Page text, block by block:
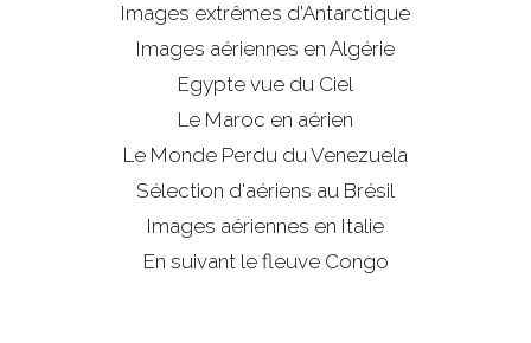
Images extrêmes d'Antarctique
Images aériennes en Algérie
Egypte vue du Ciel
Le Maroc en aérien
Le Monde Perdu du Venezuela
Sélection d'aériens au Brésil
Images aériennes en Italie
En suivant le fleuve Congo